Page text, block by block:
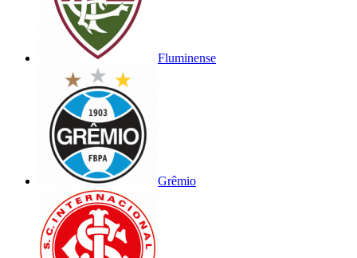
Fluminense
Grêmio